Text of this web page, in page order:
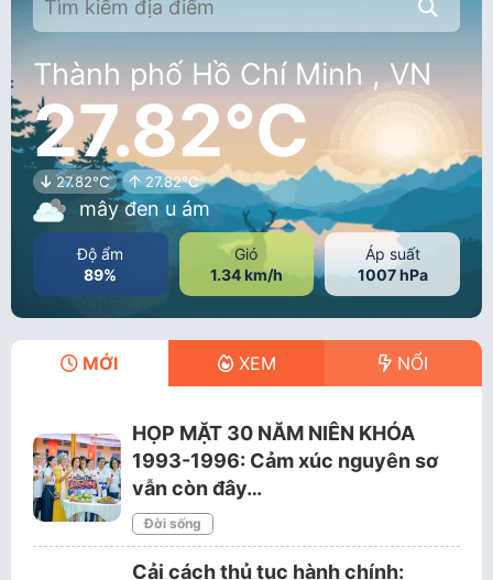
Thành phố Hồ Chí Minh , VN
27.82°C
27.82°C 27.82°C
mây đen u ám
Độ ẩm
89%
Gió
1.34 km/h
Áp suất
1007 hPa
MỚI XEM NỔI
HỌP MẶT 30 NĂM NIÊN KHÓA
1993-1996: Cảm xúc nguyên sơ
vẫn còn đây…
Đời sống
Cải cách thủ tục hành chính: